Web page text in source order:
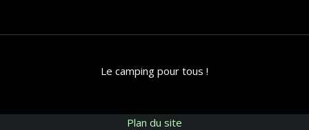
Le camping pour tous !
Plan du site